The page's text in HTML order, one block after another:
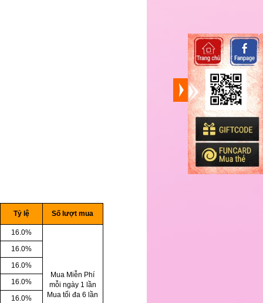
Tỷ lệ Số lượt mua
16.0%
Mua Miễn Phí
mỗi ngày 1 lần
Mua tối đa 6 lần
16.0%
16.0%
16.0%
16.0%